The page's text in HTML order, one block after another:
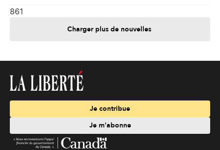
861
Charger plus de nouvelles
Je contribue
Je m'abonne